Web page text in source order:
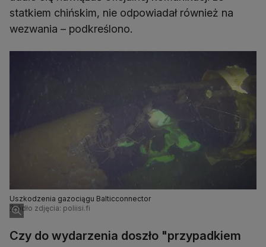
statkiem chińskim, nie odpowiadał również na
wezwania – podkreślono.
Uszkodzenia gazociągu Balticconnector
Źródło zdjęcia: poliisi.fi
Czy do wydarzenia doszło "przypadkiem